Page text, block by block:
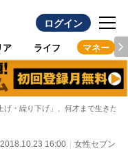
ログイン
ア ライフ マネー
げ・繰り下げ」、何才まで生きたら
2018.10.23 16:00 女性セブン